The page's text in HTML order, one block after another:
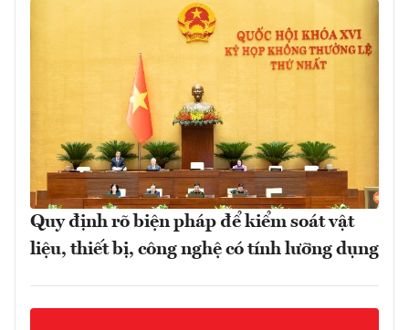
Quy định rõ biện pháp để kiểm soát vật
liệu, thiết bị, công nghệ có tính lưỡng dụng